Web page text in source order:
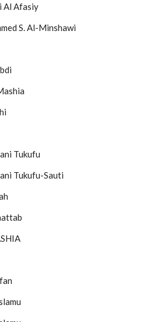
Al Afasiy
S. Al-Minshawi
Tukufu
Tukufu-Sauti